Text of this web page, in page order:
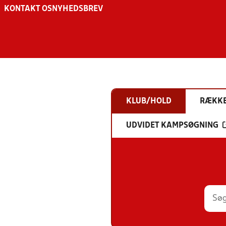
KONTAKT OS NYHEDSBREV
KLUB/HOLD
UDVIDET KAMPSØGNING